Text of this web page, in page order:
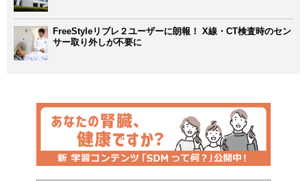
FreeStyleリブレ２ユーザーに朗報！ X線・CT検査時のセン
サー取り外しが不要に